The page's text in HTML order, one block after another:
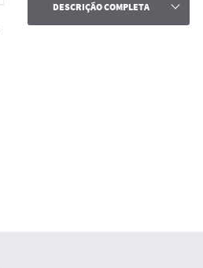
DESCRIÇÃO COMPLETA